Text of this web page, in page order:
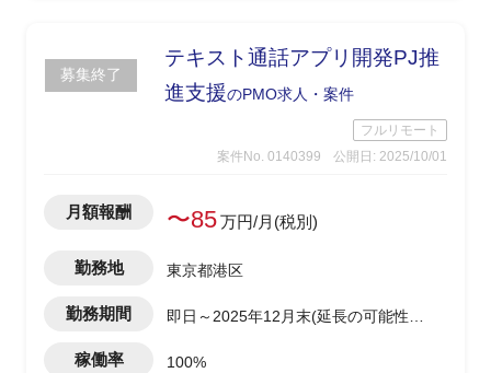
作成/進捗管理、課題/リスク対応、定例
募集終了
テキスト通話アプリ開発PJ推
進支援のPMO求人・案件
フルリモート
案件No. 0140399
公開日: 2025/10/01
月額報酬 〜85万円/月(税別)
勤務地 東京都港区
勤務期間
即日～2025年12月末(延長の可能性あ
稼働率 100%